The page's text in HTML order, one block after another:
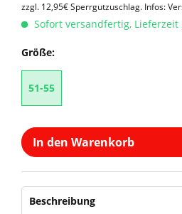
zzgl. 12,95€ Sperrgutzuschlag. Infos:
Sofort versandfertig, Lieferzeit
Größe:
51-55
In den Warenkorb
Beschreibung